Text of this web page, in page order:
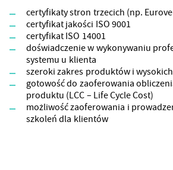
certyfikaty stron trzecich (np.
certyfikat jakości ISO 9001
certyfikat ISO 14001
doświadczenie w wykonywaniu
systemu u klienta
szeroki zakres produktów i
gotowość do zaoferowania
produktu (LCC – Life Cycle Cost)
możliwość zaoferowania i
szkoleń dla klientów